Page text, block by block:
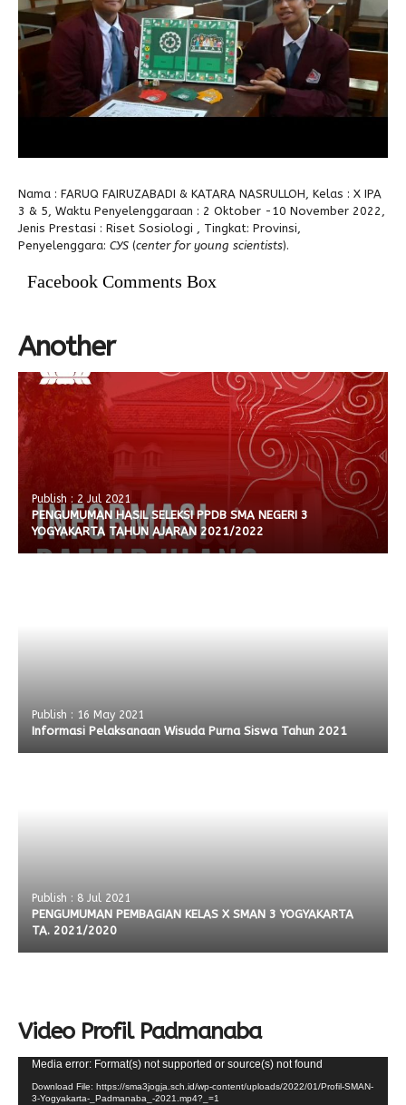
Antologi Puisi 1
Antologi Puisi 2
Antologi Puisi 3
Kegiatan Kemitraan
Penbes 2026
Alumni
Nama : FARUQ FAIRUZABADI & KATARA NASRULLOH, Kelas : X IPA
3 & 5, Waktu Penyelenggaraan : 2 Oktober -10 November 2022,
Jenis Prestasi : Riset Sosiologi , Tingkat: Provinsi,
Penyelenggara: CYS (center for young scientists).
Facebook Comments Box
Another
Publish : 2 Jul 2021
PENGUMUMAN HASIL SELEKSI PPDB SMA NEGERI 3
YOGYAKARTA TAHUN AJARAN 2021/2022
Publish : 16 May 2021
Informasi Pelaksanaan Wisuda Purna Siswa Tahun 2021
Publish : 8 Jul 2021
PENGUMUMAN PEMBAGIAN KELAS X SMAN 3 YOGYAKARTA
TA. 2021/2020
Video Profil Padmanaba
Video
Player
Media error: Format(s) not supported or source(s) not found
Download File: https://sma3jogja.sch.id/wp-content/uploads/2022/01/Profil-SMAN-
3-Yogyakarta-_Padmanaba_-2021.mp4?_=1